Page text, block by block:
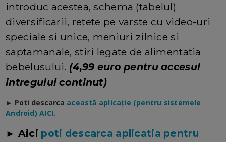
introduc acestea, schema (tabelul)
diversificarii, retete pe varste cu video-uri
speciale si unice, meniuri zilnice si
saptamanale, stiri legate de alimentatia
bebelusului. (4,99 euro pentru accesul
intregului continut)
► Poti descarca această aplicație (pentru sistemele
Android) AICI.
► Aici poti descarca aplicatia pentru